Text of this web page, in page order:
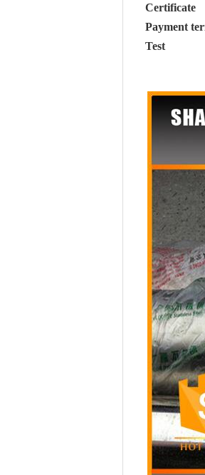
Certificate
Payment
Test